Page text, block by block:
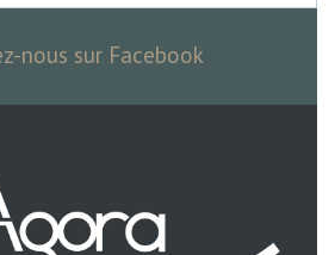
nous sur Facebook